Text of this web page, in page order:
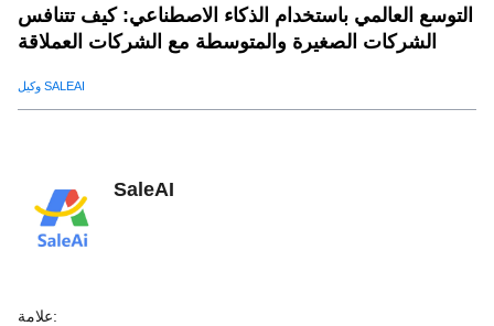
التوسع العالمي باستخدام الذكاء الاصطناعي: كيف تتنافس
الشركات الصغيرة والمتوسطة مع الشركات العملاقة
وكيل SALEAI
SaleAI
علامة: